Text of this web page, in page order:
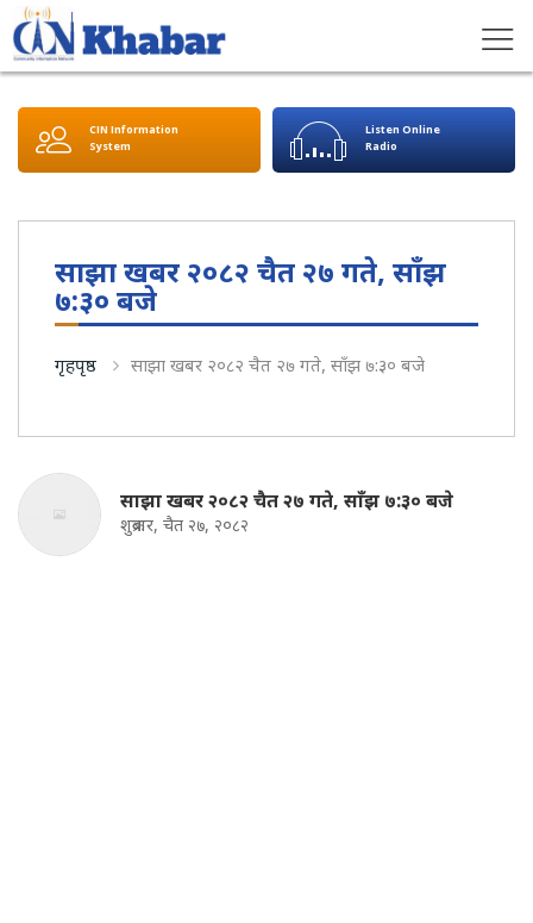
CIN Information
System
Listen Online
Radio
साझा खबर २०८२ चैत २७ गते, साँझ
७:३० बजे
गृहपृष्ठ साझा खबर २०८२ चैत २७ गते, साँझ ७:३० बजे
साझा खबर २०८२ चैत २७ गते, साँझ ७:३० बजे
शुक्रबार, चैत २७, २०८२